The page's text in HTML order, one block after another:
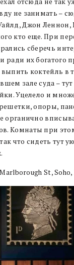
не занимать –
Джон Леннон,
кто еще. При
сберечь
ради их богатого
коктейль в
зале суда –
Уцелело и
опоры,
органично
Комнаты при
что сидеть тут
St, Soho,